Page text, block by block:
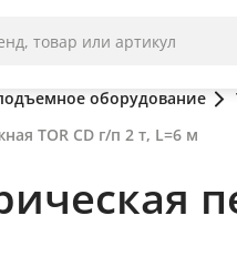
оборудование
TOR CD г/п 2 т, L=6 м